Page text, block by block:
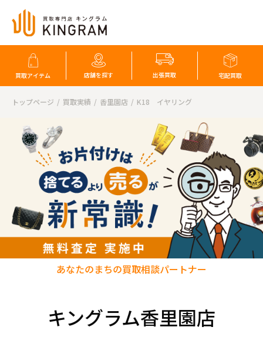
買取アイテム 店舗を探す 出張買取 宅配買取
トップページ 買取実績 香里園店 K18 イヤリング
キングラム香里園店
あなたのまちの買取相談パートナー